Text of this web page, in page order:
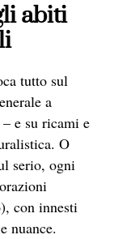
abiti
tutto sul
a
e su ricami e
O
serio, ogni
con innesti
nuance.